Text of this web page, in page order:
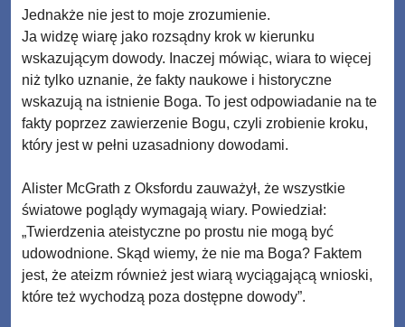
Jednakże nie jest to moje zrozumienie.
Ja widzę wiarę jako rozsądny krok w kierunku
wskazującym dowody. Inaczej mówiąc, wiara to więcej
niż tylko uznanie, że fakty naukowe i historyczne
wskazują na istnienie Boga. To jest odpowiadanie na te
fakty poprzez zawierzenie Bogu, czyli zrobienie kroku,
który jest w pełni uzasadniony dowodami.
Alister McGrath z Oksfordu zauważył, że wszystkie
światowe poglądy wymagają wiary. Powiedział:
„Twierdzenia ateistyczne po prostu nie mogą być
udowodnione. Skąd wiemy, że nie ma Boga? Faktem
jest, że ateizm również jest wiarą wyciągającą wnioski,
które też wychodzą poza dostępne dowody”.